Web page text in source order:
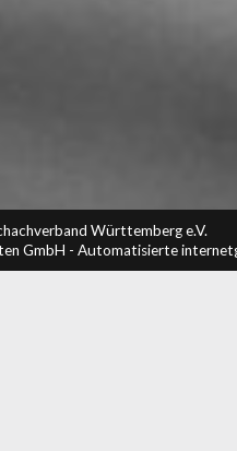
Württemberg e.V.
GmbH - Automatisierte